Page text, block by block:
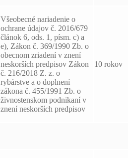
Všeobecné nariadenie o
ochrane údajov č. 2016/679
článok 6, ods. 1, písm. c) a
e), Zákon č. 369/1990 Zb. o
obecnom zriadení v znení
neskorších predpisov Zákon
č. 216/2018 Z. z. o
rybárstve a o doplnení
zákona č. 455/1991 Zb. o
živnostenskom podnikaní v
znení neskorších predpisov
10 rokov